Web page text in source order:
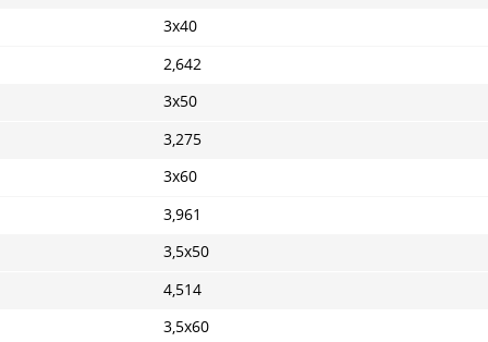
3x40
2,642
3x50
3,275
3x60
3,961
3,5x50
4,514
3,5x60